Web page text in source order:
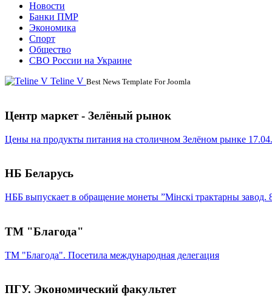
Новости
Банки ПМР
Экономика
Спорт
Общество
СВО России на Украине
Teline V Best News Template For Joomla
Центр маркет - Зелёный рынок
Цены на продукты питания на столичном Зелёном рынке
НБ Беларусь
НББ выпускает в обращение монеты ”Мінскі трактарны завод.
ТМ "Благода"
ТМ "Благода". Посетила международная делегация
ПГУ. Экономический факультет